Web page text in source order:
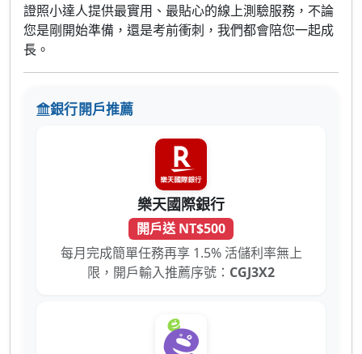
證照小達人提供最實用、最貼心的線上測驗服務，不論
您是剛開始準備，還是考前衝刺，我們都會陪您一起成
長。
銀行開戶推薦
樂天國際銀行
開戶送 NT$500
每月完成簡單任務再享 1.5% 活儲利率無上
限，開戶輸入推薦序號： CGJ3X2